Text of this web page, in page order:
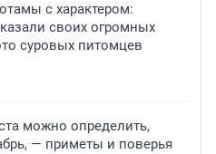
с характером:
своих огромных
суровых питомцев
можно определить,
— приметы и поверья